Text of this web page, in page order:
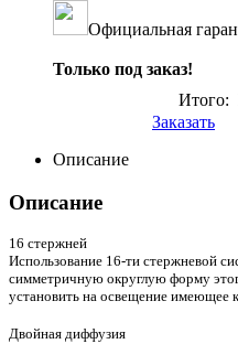
Официальная
Только под заказ!
Итого:
Заказать
Описание
Описание
16 стержней
Использование 16-ти стержневой
симметричную округлую форму
установить на освещение имеющее
Двойная диффузия